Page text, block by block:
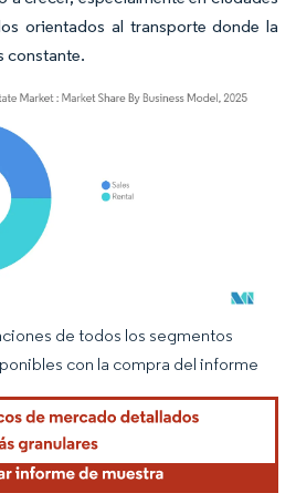
orientados al transporte donde la
constante.
uso requiere atribución según CC BY 4.0.
de todos los segmentos
con la compra del informe